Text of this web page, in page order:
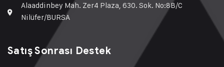
Alaaddinbey Mah. Zer4 Plaza, 630. Sok. No:8B/C
Nilüfer/BURSA
Satış Sonrası Destek